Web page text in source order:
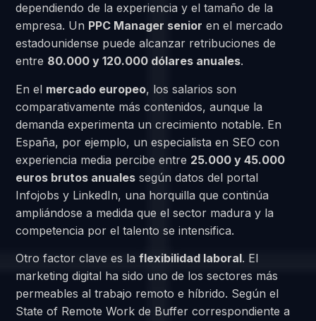
dependiendo de la experiencia y el tamaño de la
empresa. Un PPC Manager senior en el mercado
estadounidense puede alcanzar retribuciones de
entre 80.000 y 120.000 dólares anuales.
En el mercado europeo, los salarios son
comparativamente más contenidos, aunque la
demanda experimenta un crecimiento notable. En
España, por ejemplo, un especialista en SEO con
experiencia media percibe entre 25.000 y 45.000
euros brutos anuales según datos del portal
Infojobs y LinkedIn, una horquilla que continúa
ampliándose a medida que el sector madura y la
competencia por el talento se intensifica.
Otro factor clave es laflexibilidad laboral. El
marketing digital ha sido uno de los sectores más
permeables al trabajo remoto e híbrido. Según el
State of Remote Work de Buffer correspondiente a